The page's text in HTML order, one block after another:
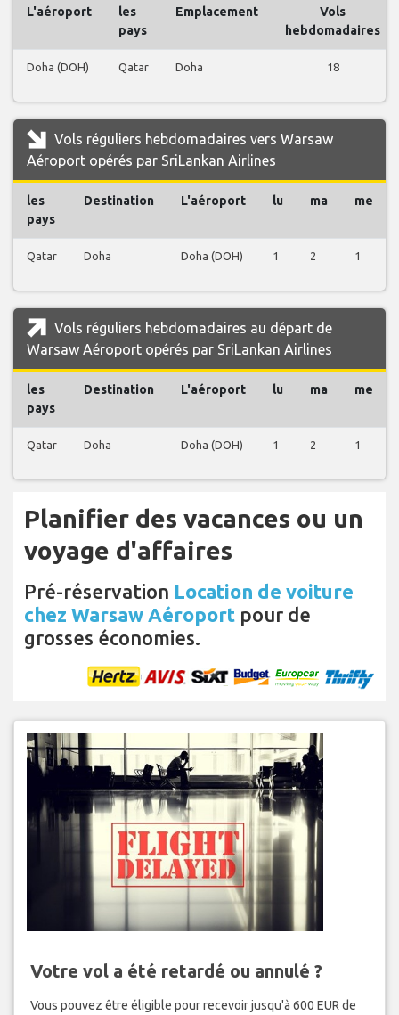
L'aéroport
les
pays
Emplacement
Vols
hebdomadaires
Doha (DOH) Qatar Doha 18
Vols réguliers hebdomadaires vers Warsaw
Aéroport opérés par SriLankan Airlines
les
pays
Destination L'aéroport lu ma me
Qatar Doha Doha (DOH) 1 2 1
Vols réguliers hebdomadaires au départ de
Warsaw Aéroport opérés par SriLankan Airlines
les
pays
Destination L'aéroport lu ma me
Qatar Doha Doha (DOH) 1 2 1
Planifier des vacances ou un
voyage d'affaires
Pré-réservation Location de voiture
chez Warsaw Aéroport pour de
grosses économies.
Votre vol a été retardé ou annulé ?
Vous pouvez être éligible pour recevoir jusqu'à 600 EUR de